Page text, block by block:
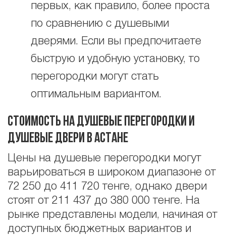
первых, как правило, более проста
по сравнению с душевыми
дверями. Если вы предпочитаете
быструю и удобную установку, то
перегородки могут стать
оптимальным вариантом.
Стоимость на душевые перегородки и
душевые двери в Астане
Цены на душевые перегородки могут
варьироваться в широком диапазоне от
72 250 до 411 720 тенге, однако двери
стоят от 211 437 до 380 000 тенге. На
рынке представлены модели, начиная от
доступных бюджетных вариантов и